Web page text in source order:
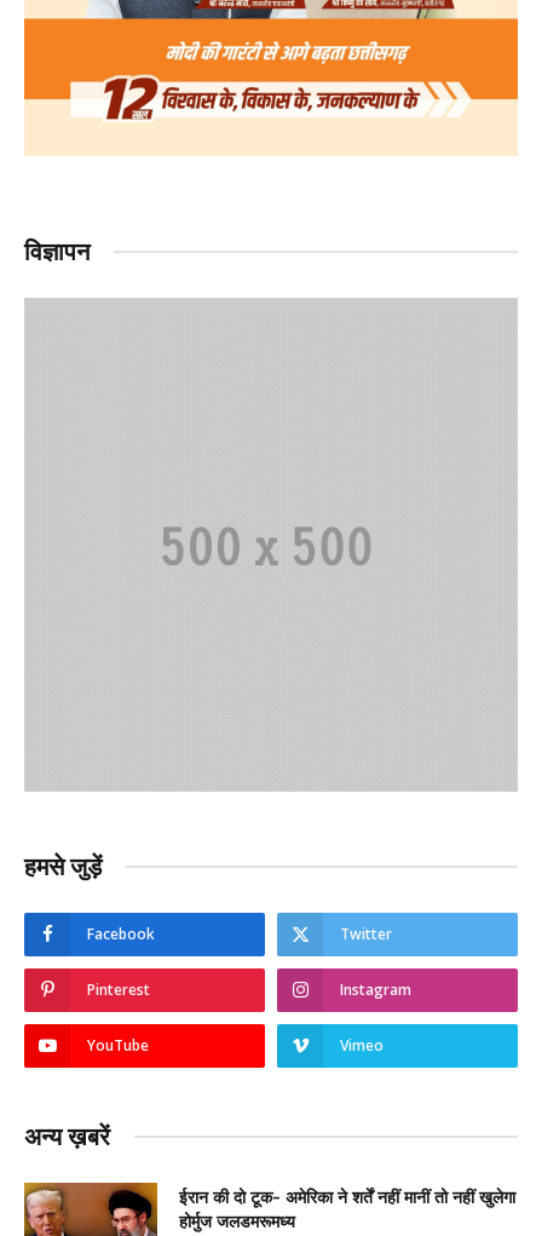
विज्ञापन
हमसे जुड़ें
Facebook Twitter
Pinterest Instagram
YouTube Vimeo
अन्य ख़बरें
ईरान की दो टूक- अमेरिका ने शर्तें नहीं मानीं तो नहीं खुलेगा
होर्मुज जलडमरूमध्य